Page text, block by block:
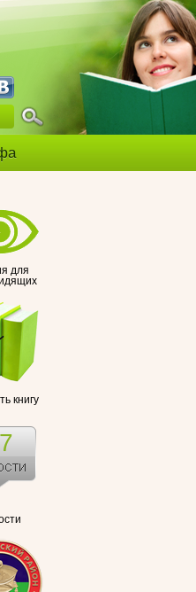
для
книгу